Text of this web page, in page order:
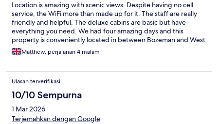
Location is amazing with scenic views. Despite having no cell
service, the WiFi more than made up for it. The staff are really
friendly and helpful. The deluxe cabins are basic but have
everything you need. We had four amazing days and this
property is conveniently located in between Bozeman and West
Yellowstone.
Matthew, perjalanan 4 malam
Ulasan terverifikasi
10/10 Sempurna
1 Mar 2026
Terjemahkan dengan Google